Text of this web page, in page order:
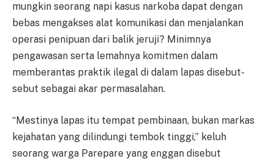
mungkin seorang napi kasus narkoba dapat dengan
bebas mengakses alat komunikasi dan menjalankan
operasi penipuan dari balik jeruji? Minimnya
pengawasan serta lemahnya komitmen dalam
memberantas praktik ilegal di dalam lapas disebut-
sebut sebagai akar permasalahan.
“Mestinya lapas itu tempat pembinaan, bukan markas
kejahatan yang dilindungi tembok tinggi,” keluh
seorang warga Parepare yang enggan disebut